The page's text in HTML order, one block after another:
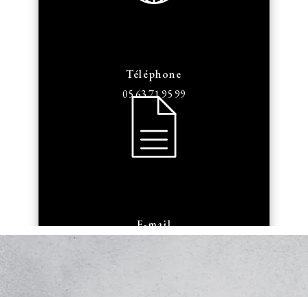
Téléphone
05 63 71 95 99
E-mail